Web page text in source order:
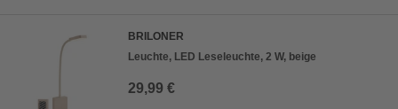
BRILONER
Leuchte, LED Leseleuchte, 2 W, beige
29,99 €